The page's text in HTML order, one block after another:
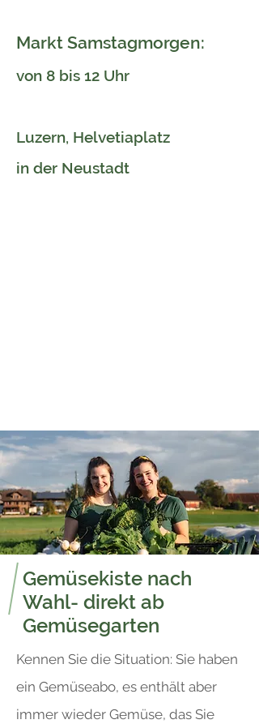
Markt Samstagmorgen:
von 8 bis 12 Uhr
Luzern, Helvetiaplatz
in der Neustadt
Gemüsekiste nach
Wahl- direkt ab
Gemüsegarten
Kennen Sie die Situation: Sie haben
ein Gemüseabo, es enthält aber
immer wieder Gemüse, das Sie